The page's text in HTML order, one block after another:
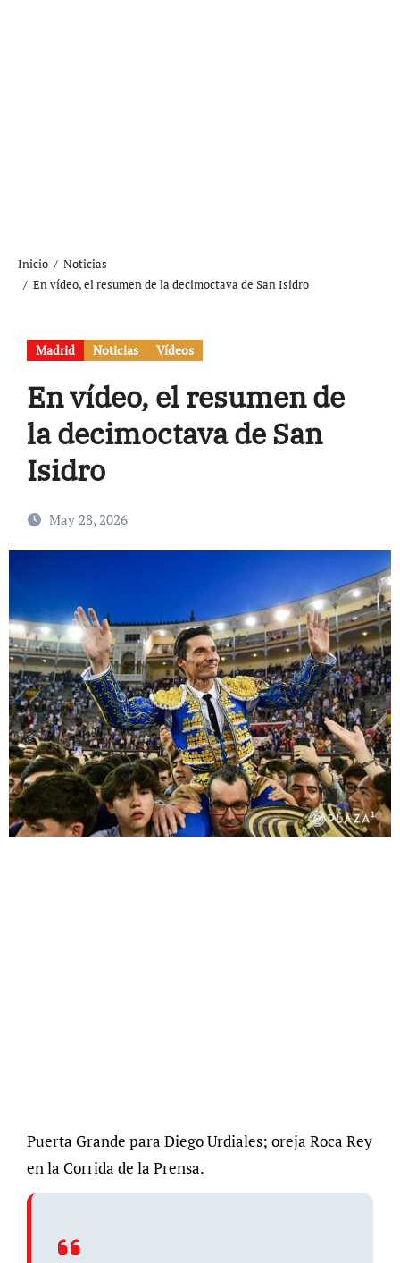
Inicio
Noticias
En vídeo, el resumen de la decimoctava de San Isidro
Madrid Noticias Vídeos
En vídeo, el resumen de
la decimoctava de San
Isidro
May 28, 2026
Puerta Grande para Diego Urdiales; oreja Roca Rey
en la Corrida de la Prensa.